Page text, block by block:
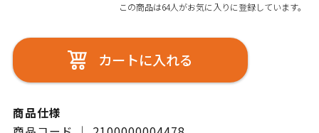
この商品は64人がお気に入りに登録しています。
カートに入れる
商品仕様